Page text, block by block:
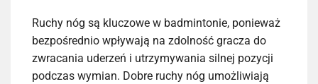
Ruchy nóg są kluczowe w badmintonie, ponieważ
bezpośrednio wpływają na zdolność gracza do
zwracania uderzeń i utrzymywania silnej pozycji
podczas wymian. Dobre ruchy nóg umożliwiają